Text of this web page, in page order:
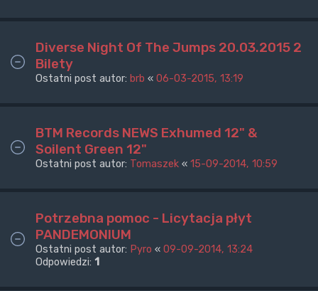
Diverse Night Of The Jumps 20.03.2015 2
Bilety
Ostatni post autor: brb « 06-03-2015, 13:19
BTM Records NEWS Exhumed 12" &
Soilent Green 12"
Ostatni post autor: Tomaszek « 15-09-2014, 10:59
Potrzebna pomoc - Licytacja płyt
PANDEMONIUM
Ostatni post autor: Pyro « 09-09-2014, 13:24
Odpowiedzi: 1